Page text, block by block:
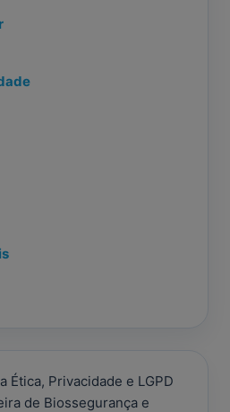
Ética, Privacidade e LGPD
de Biossegurança e